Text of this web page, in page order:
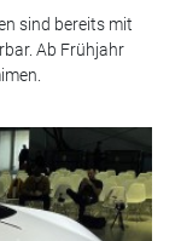
sind bereits mit
Ab Frühjahr